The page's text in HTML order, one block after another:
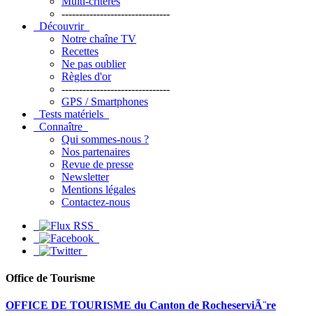
-------------------------------
Découvrir
Notre chaîne TV
Recettes
Ne pas oublier
Règles d'or
-------------------------------
GPS / Smartphones
Tests matériels
Connaître
Qui sommes-nous ?
Nos partenaires
Revue de presse
Newsletter
Mentions légales
Contactez-nous
Office de Tourisme
OFFICE DE TOURISME du Canton de RocheserviÃ¨re